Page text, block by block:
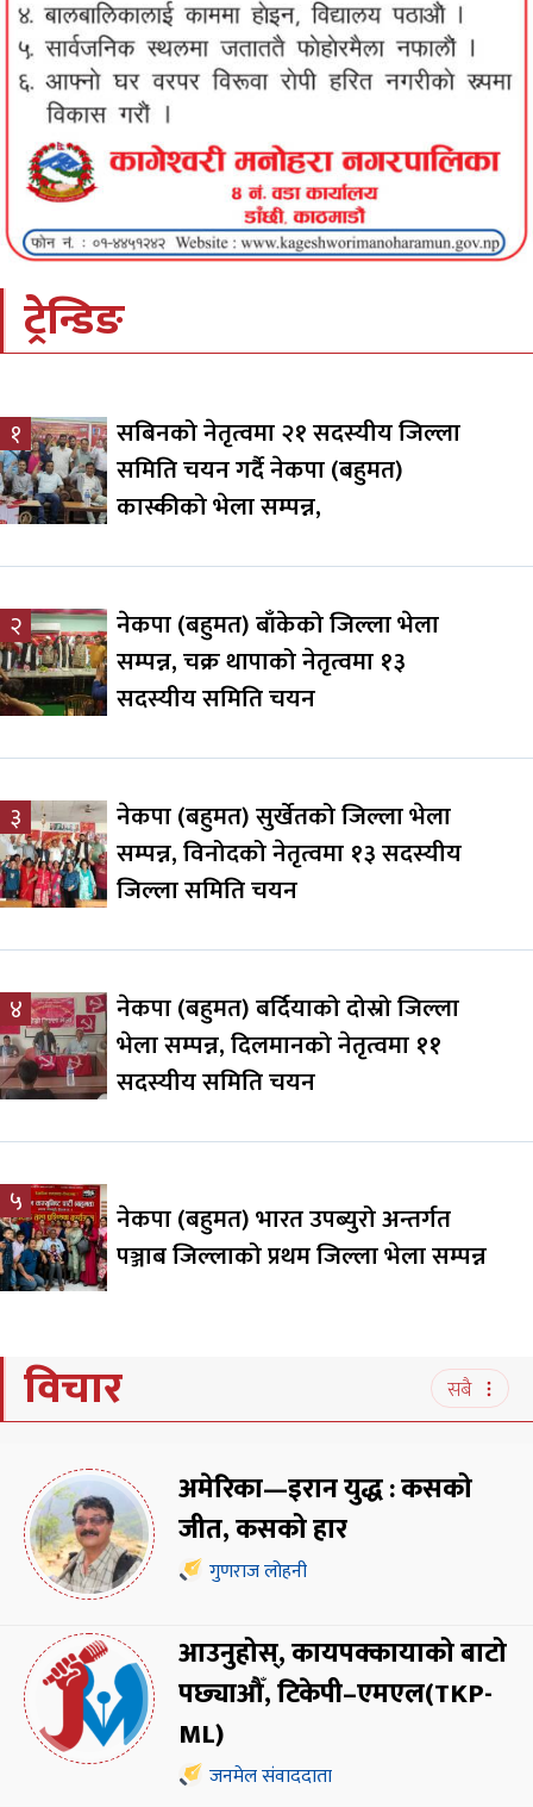
ट्रेन्डिङ
१
सबिनको नेतृत्वमा २१ सदस्यीय जिल्ला
समिति चयन गर्दै नेकपा (बहुमत)
कास्कीको भेला सम्पन्न,
२
नेकपा (बहुमत) बाँकेको जिल्ला भेला
सम्पन्न, चक्र थापाको नेतृत्वमा १३
सदस्यीय समिति चयन
३
नेकपा (बहुमत) सुर्खेतको जिल्ला भेला
सम्पन्न, विनोदको नेतृत्वमा १३ सदस्यीय
जिल्ला समिति चयन
४
नेकपा (बहुमत) बर्दियाको दोस्रो जिल्ला
भेला सम्पन्न, दिलमानको नेतृत्वमा ११
सदस्यीय समिति चयन
५
नेकपा (बहुमत) भारत उपब्युरो अन्तर्गत
पञ्जाब जिल्लाको प्रथम जिल्ला भेला सम्पन्न
विचार सबै
अमेरिका—इरान युद्ध : कसको
जीत, कसको हार
गुणराज लोहनी
आउनुहोस्, कायपक्कायाको बाटो
पछ्याऔँ, टिकेपी–एमएल(TKP-
ML)
जनमेल संवाददाता